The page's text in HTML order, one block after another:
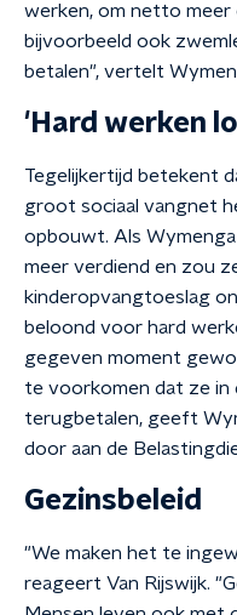
werken, om netto meer
bijvoorbeeld ook
betalen", vertelt
'Hard werken
Tegelijkertijd betekent
groot sociaal vangnet
opbouwt. Als
meer verdiend en zou
kinderopvangtoeslag
beloond voor hard
gegeven moment
te voorkomen dat ze in
terugbetalen, geeft
door aan de
Gezinsbeleid
"We maken het te
reageert Van Rijswijk.